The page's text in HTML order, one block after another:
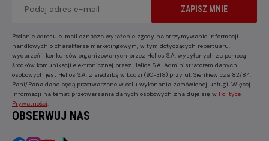
ZAPISZ MNIE
Podanie adresu e-mail oznacza wyrażenie zgody na otrzymywanie informacji
handlowych o charakterze marketingowym, w tym dotyczących repertuaru,
wydarzeń i konkursów organizowanych przez Helios S.A. wysyłanych za pomocą
środków komunikacji elektronicznej przez Helios S.A. Administratorem danych
osobowych jest Helios S.A. z siedzibą w Łodzi (90-318) przy ul. Sienkiewicza 82/84.
Pani/Pana dane będą przetwarzane w celu wykonania zamówionej usługi. Więcej
informacji na temat przetwarzania danych osobowych znajduje się w Polityce
Prywatności
OBSERWUJ NAS